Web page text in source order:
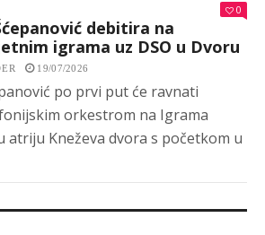
0
debitira na
igrama uz DSO u Dvoru
19/07/2026
po prvi put će ravnati
orkestrom na Igrama
atriju Kneževa dvora s početkom u